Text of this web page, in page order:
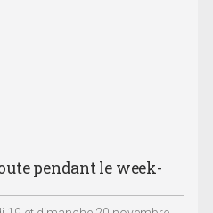
pendant le week-